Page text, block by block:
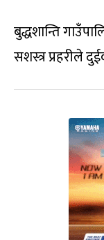
बुद्धशान्ति
सशस्त्र प्रहरीले